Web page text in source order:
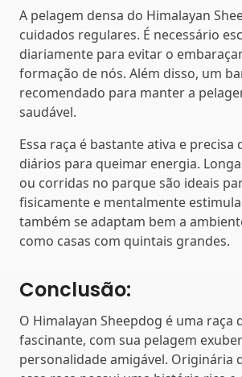
A pelagem densa do Himalayan
cuidados regulares. É necessário
diariamente para evitar o
formação de nós. Além disso, um
recomendado para manter a
saudável.
Essa raça é bastante ativa e precisa
diários para queimar energia.
ou corridas no parque são ideais
fisicamente e mentalmente
também se adaptam bem a
como casas com quintais grandes.
Conclusão:
O Himalayan Sheepdog é uma raça
fascinante, com sua pelagem
personalidade amigável. Originária